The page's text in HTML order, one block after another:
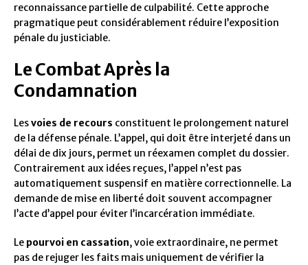
reconnaissance partielle de culpabilité. Cette approche
pragmatique peut considérablement réduire l’exposition
pénale du justiciable.
Le Combat Après la
Condamnation
Lesvoies de recours constituent le prolongement naturel
de la défense pénale. L’appel, qui doit être interjeté dans un
délai de dix jours, permet un réexamen complet du dossier.
Contrairement aux idées reçues, l’appel n’est pas
automatiquement suspensif en matière correctionnelle. La
demande de mise en liberté doit souvent accompagner
l’acte d’appel pour éviter l’incarcération immédiate.
Le pourvoi en cassation, voie extraordinaire, ne permet
pas de rejuger les faits mais uniquement de vérifier la